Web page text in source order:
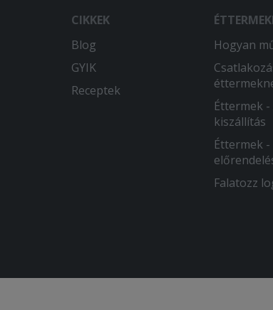
CIKKEK
Blog
GYIK
Receptek
Hogyan
Éttermek
kiszállítás
Éttermek
Falatozz